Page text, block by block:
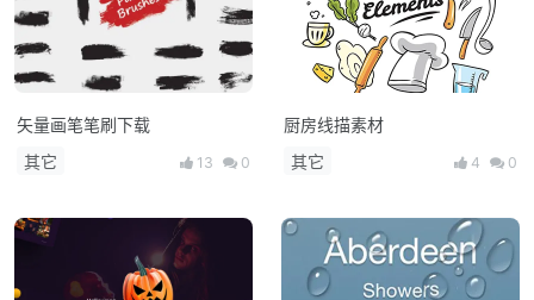
矢量画笔笔刷下载
其它
13 0
厨房线描素材
其它
4 0